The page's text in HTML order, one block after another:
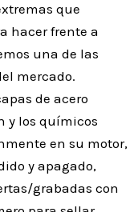
que
hacer frente a
una de las
mercado.
de acero
y los químicos
en su motor,
y apagado,
grabadas con